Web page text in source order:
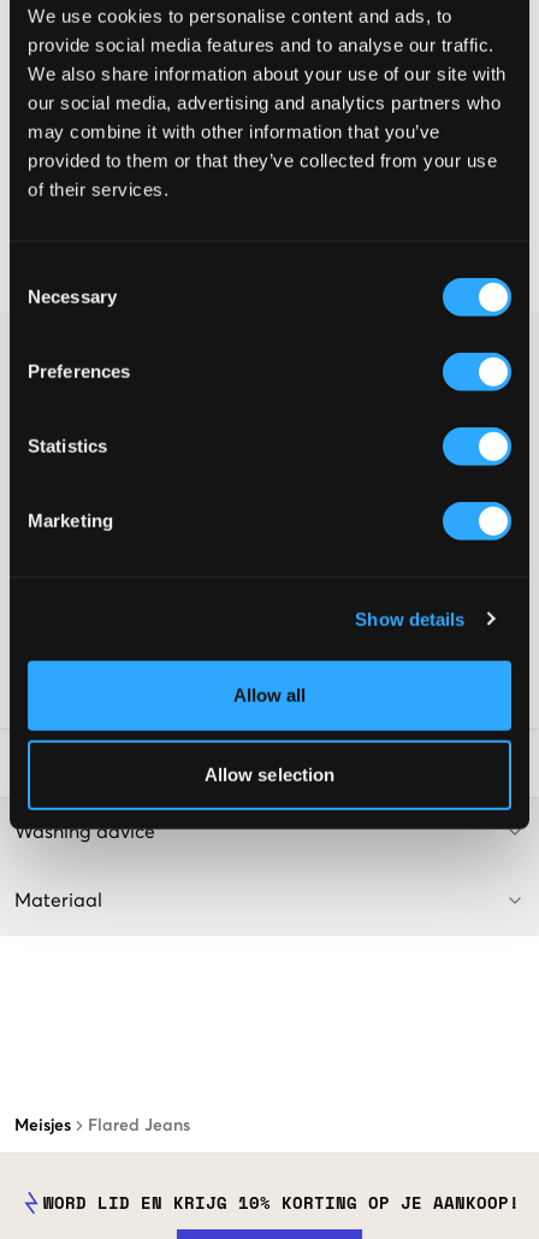
We use cookies to personalise content and ads, to
provide social media features and to analyse our traffic.
We also share information about your use of our site with
our social media, advertising and analytics partners who
may combine it with other information that you’ve
provided to them or that they’ve collected from your use
of their services.
Selection
Necessary
Preferences
Statistics
Marketing
Show details
Allow all
Allow selection
Meisjes Flared Jeans
Te klein Perfect Te groot
KIES EEN MAAT
Middenblauwe vijfzakkenjeans van Gant in bootcut-model. De
taille is normaal hoog en verstelbaar aan de binnenkant zodat
smal en wijd uitlopend aan de onderkant. De gulp bestaat uit
een knoop en een ritssluiting. Dit jeansmodel is het absoluut
Vijfzakkenmodel
Gulp bestaande uit knoop en ritssluiting
Washing advice
Materiaal
WORD LID EN KRIJG 10% KORTING OP JE AANKOOP!